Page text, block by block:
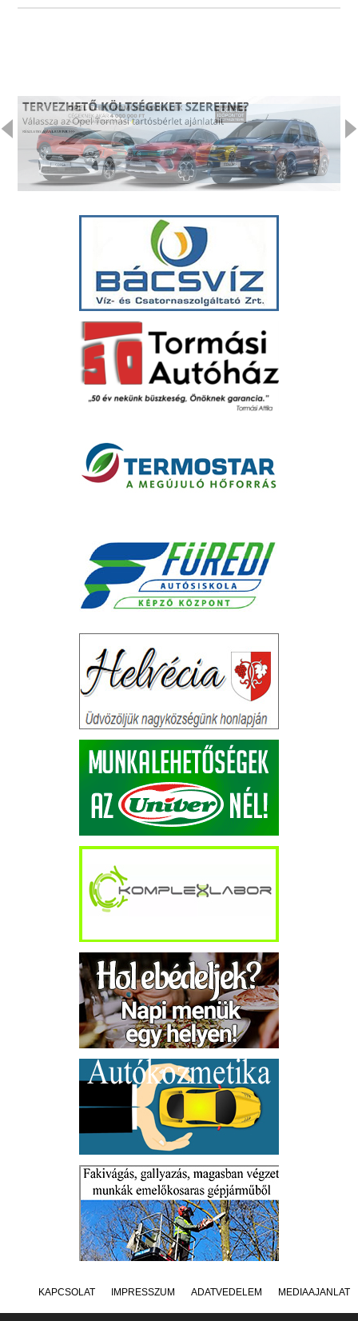
KAPCSOLAT IMPRESSZUM ADATVÉDELEM MÉDIAAJÁNLAT